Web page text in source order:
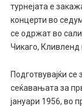
турнејата е
концерти во
се одржат во
Чикаго, Кливленд
Подготвувајќи се
сеќавањата за
јануари 1956, во